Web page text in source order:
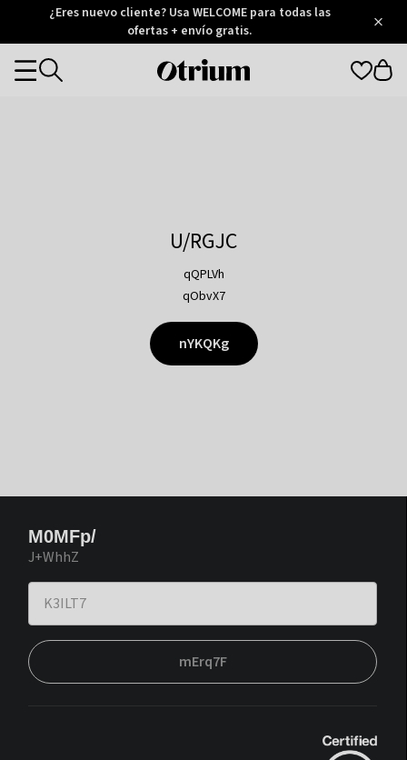
Otrium
Trustpilot
¿Eres nuevo cliente? Usa WELCOME para todas las
ofertas + envío gratis.
Otrium
Categories
U/RGJC
qQPLVh
qObvX7
nYKQKg
M0MFp/
J+WhhZ
mErq7F